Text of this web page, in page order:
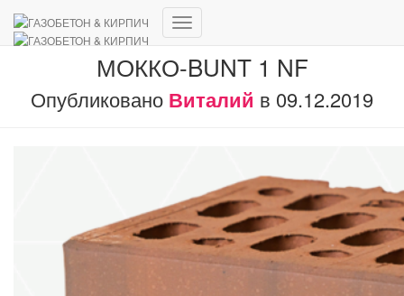
Переключить
навигацию
МОККО-BUNT 1 NF
Опубликовано Виталий в 09.12.2019